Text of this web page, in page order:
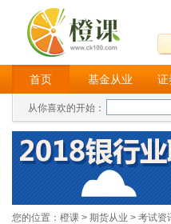
首页 基金从业 证
从你喜欢的开始：
您的位置： 橙课 > 期货从业 > 考试资